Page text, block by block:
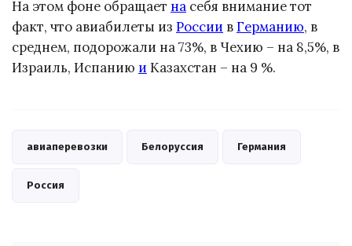
На этом фоне обращает на себя внимание тот
факт, что авиабилеты из России вГерманию, в
среднем, подорожали на 73%, в Чехию – на 8,5%, в
Израиль, Испанию и Казахстан – на 9 %.
авиаперевозки Белоруссия Германия
Россия